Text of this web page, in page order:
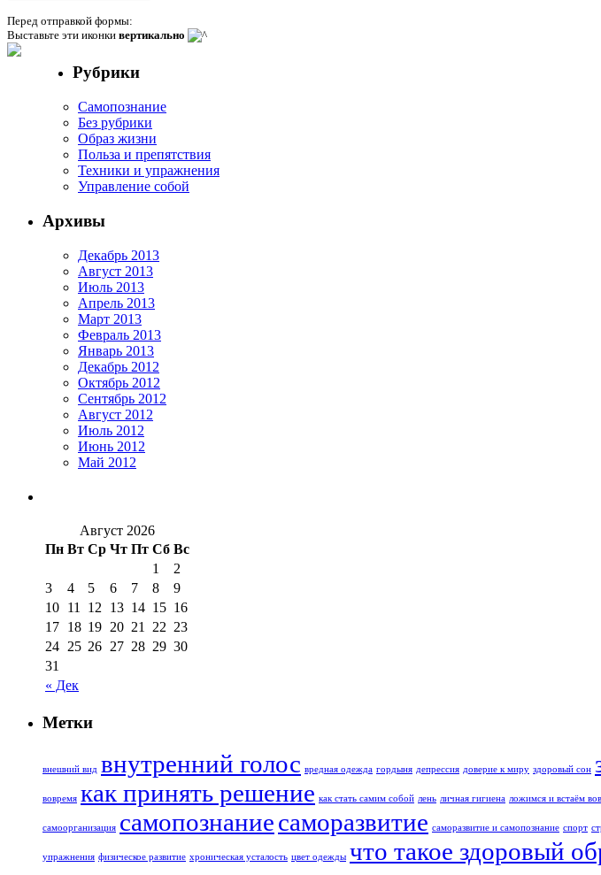
Перед отправкой формы:
Выставьте эти иконки вертикально
Рубрики
Cамопознание
Без рубрики
Образ жизни
Польза и препятствия
Техники и упражнения
Управление собой
Архивы
Декабрь 2013
Август 2013
Июль 2013
Апрель 2013
Март 2013
Февраль 2013
Январь 2013
Декабрь 2012
Октябрь 2012
Сентябрь 2012
Август 2012
Июль 2012
Июнь 2012
Май 2012
Август 2026
Пн Вт Ср Чт Пт Сб Вс
« Дек
1
2
3
4 5 6 7 8
9
10 11 12 13 14 15 16
17 18 19 20 21 22 23
24 25 26 27 28 29 30
31
Метки
внешний вид внутренний голос вредная одежда гордыня депрессия доверие к миру здоровый сон
вовремя как принять решение как стать самим собой лень личная гигиена ложимся и встаём
самоорганизация самопознаниесаморазвитие саморазвитие и самопознание спорт
упражнения физическое развитие хроническая усталость цвет одежды что такое здоровый